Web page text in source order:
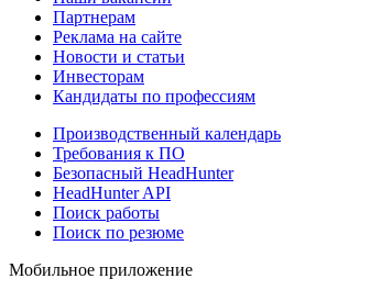
Партнерам
Реклама на сайте
Новости и статьи
Инвесторам
Кандидаты по профессиям
Производственный календарь
Требования к ПО
Безопасный HeadHunter
HeadHunter API
Поиск работы
Поиск по резюме
Мобильное приложение